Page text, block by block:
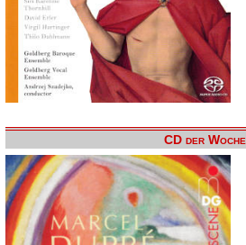
CD der Woche